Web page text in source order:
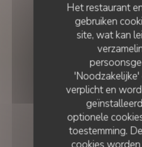
Het restaurant
gebruiken
site, wat kan
'Noodzakelijke'
verplicht en
optionele
toestemming.